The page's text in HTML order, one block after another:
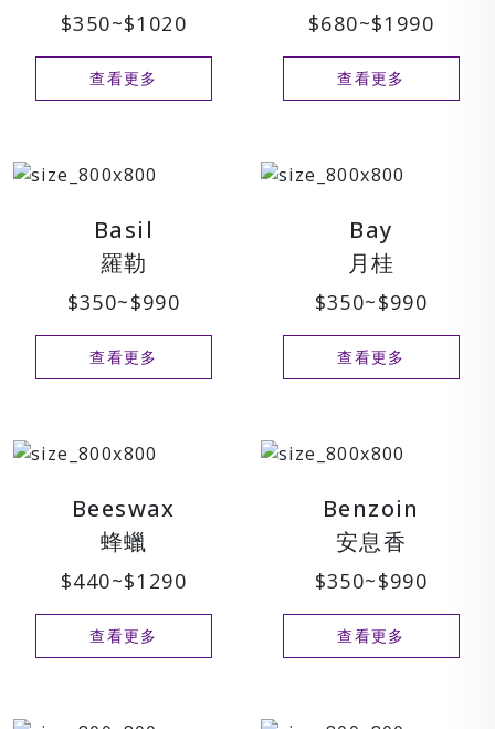
$350~$1020
查看更多
$680~$1990
查看更多
Basil
羅勒
$350~$990
查看更多
Bay
月桂
$350~$990
查看更多
Beeswax
蜂蠟
$440~$1290
查看更多
Benzoin
安息香
$350~$990
查看更多